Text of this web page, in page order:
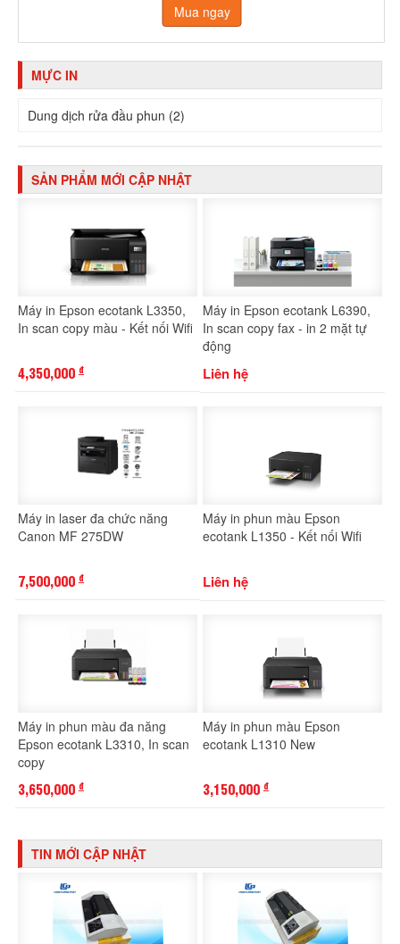
Mua ngay
MỰC IN
Dung dịch rửa đầu phun (2)
SẢN PHẨM MỚI CẬP NHẬT
Máy in Epson ecotank L3350,
In scan copy màu - Kết nối Wifi
4,350,000 đ
Máy in Epson ecotank L6390,
In scan copy fax - in 2 mặt tự
động
Liên hệ
Máy in laser đa chức năng
Canon MF 275DW
7,500,000 đ
Máy in phun màu Epson
ecotank L1350 - Kết nối Wifi
Liên hệ
Máy in phun màu đa năng
Epson ecotank L3310, In scan
copy
3,650,000 đ
Máy in phun màu Epson
ecotank L1310 New
3,150,000 đ
TIN MỚI CẬP NHẬT